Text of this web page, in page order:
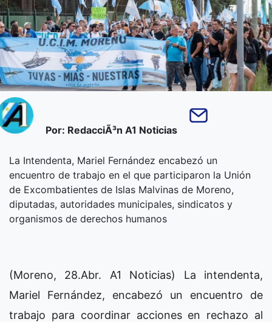
Por: RedacciÃ³n A1 Noticias
La Intendenta, Mariel Fernández encabezó un
encuentro de trabajo en el que participaron la Unión
de Excombatientes de Islas Malvinas de Moreno,
diputadas, autoridades municipales, sindicatos y
organismos de derechos humanos
(Moreno, 28.Abr. A1 Noticias) La intendenta,
Mariel Fernández, encabezó un encuentro de
trabajo para coordinar acciones en rechazo al